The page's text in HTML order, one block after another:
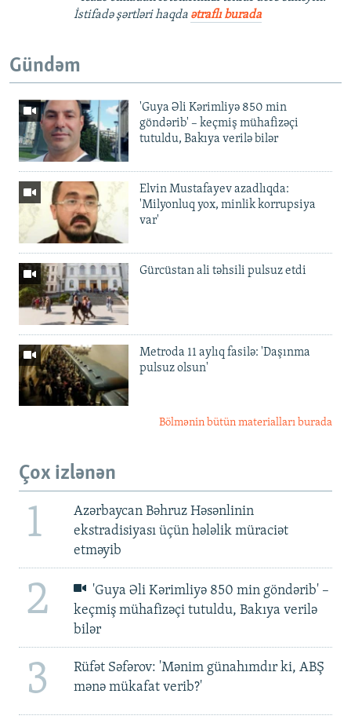
İstifadə şərtləri haqda ətraflı burada
Gündəm
'Guya Əli Kərimliyə 850 min
göndərib' – keçmiş mühafizəçi
tutuldu, Bakıya verilə bilər
Elvin Mustafayev azadlıqda:
'Milyonluq yox, minlik korrupsiya
var'
Gürcüstan ali təhsili pulsuz etdi
Metroda 11 aylıq fasilə: 'Daşınma
pulsuz olsun'
Bölmənin bütün materialları burada
Çox izlənən
1
Azərbaycan Bəhruz Həsənlinin
ekstradisiyası üçün hələlik müraciət
etməyib
2
'Guya Əli Kərimliyə 850 min göndərib' –
keçmiş mühafizəçi tutuldu, Bakıya verilə
bilər
3
Rüfət Səfərov: 'Mənim günahımdır ki, ABŞ
mənə mükafat verib?'